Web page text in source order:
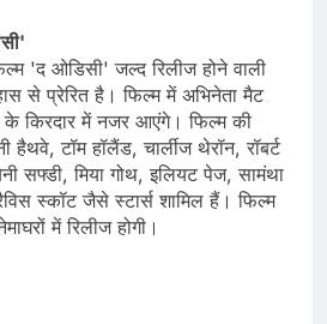
'द ओडिसी' जल्द रिलीज होने वाली
से प्रेरित है। फिल्म में अभिनेता मैट
के किरदार में नजर आएंगे। फिल्म की
हैथवे, टॉम हॉलैंड, चार्लीज थेरॉन, रॉबर्ट
सफ्डी, मिया गोथ, इलियट पेज, सामंथा
स्कॉट जैसे स्टार्स शामिल हैं। फिल्म
में रिलीज होगी।